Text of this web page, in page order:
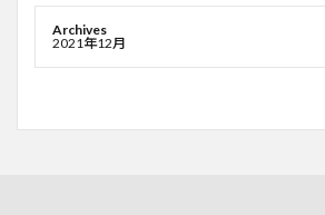
Archives
2021年12月